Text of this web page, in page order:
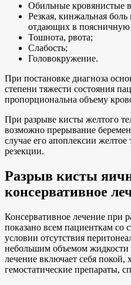
Обильные кровянистые
Резкая, кинжальная
отдающих в поясничную
Тошнота, рвота;
Слабость;
Головокружение.
При постановке диагноза
степени тяжести состояния
пропорциональна объему
При разрыве кисты желтого
возможно прерывание
случае его апоплексии
резекции.
Разрыв кисты
консервативное
Консервативное лечение при
показано всем пациенткам со
условии отсутствия
небольшим объемом жидкости
лечение включает себя покой,
гемостатические препараты,